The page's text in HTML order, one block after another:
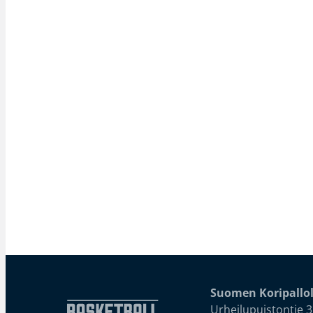
Suomen
Urheilupuistontie 3